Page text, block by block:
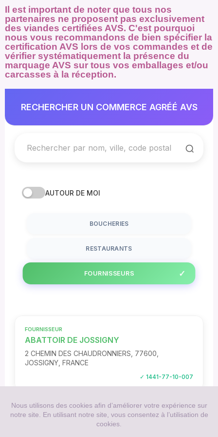
Il est important de noter que tous nos
partenaires ne proposent pas exclusivement
des viandes certifiées AVS. C'est pourquoi
nous vous recommandons de bien spécifier la
certification AVS lors de vos commandes et de
vérifier systématiquement la présence du
marquage AVS sur tous vos emballages et/ou
carcasses à la réception.